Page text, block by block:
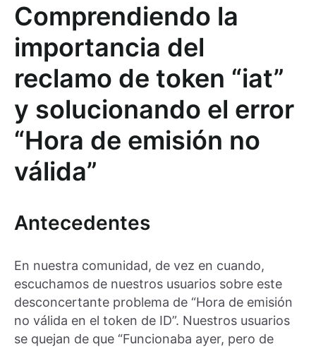
Comprendiendo la
importancia del
reclamo de token “iat”
y solucionando el error
“Hora de emisión no
válida”
Antecedentes
En nuestra comunidad, de vez en cuando,
escuchamos de nuestros usuarios sobre este
desconcertante problema de “Hora de emisión
no válida en el token de ID”. Nuestros usuarios
se quejan de que “Funcionaba ayer, pero de